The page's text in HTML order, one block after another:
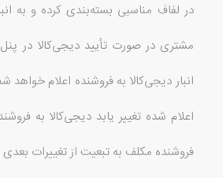
در لفاف مناسبی بسته‌بندی کرده و به
مشتری در صورت تأیید دیجی‌کالا در
انبار دیجی‌کالا به فروشنده اعلام
اعلام شده تغییر یابد دیجی‌کالا به
فروشنده مکلف به تبعیت از تغییرات